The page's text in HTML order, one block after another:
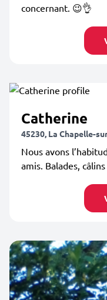
concernant. 😉👌
Catherine
45230, La Chapelle-
Nous avons
amis. Balades,